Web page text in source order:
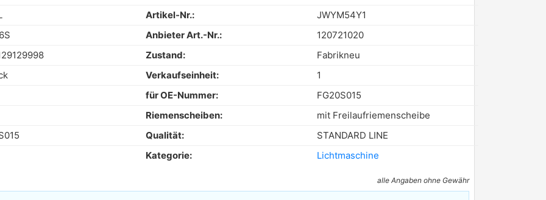
Artikel-Nr.:
JWYM54Y1
Anbieter Art.-Nr.:
120721020
Zustand:
Fabrikneu
Verkaufseinheit:
1
für OE-Nummer:
FG20S015
Riemenscheiben:
mit Freilaufriemenscheibe
Qualität:
STANDARD LINE
Kategorie: Lichtmaschine
alle Angaben ohne Gewähr